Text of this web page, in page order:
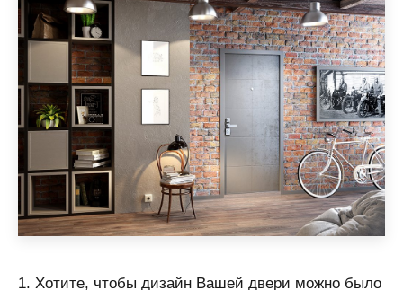
1. Хотите, чтобы дизайн Вашей двери можно было